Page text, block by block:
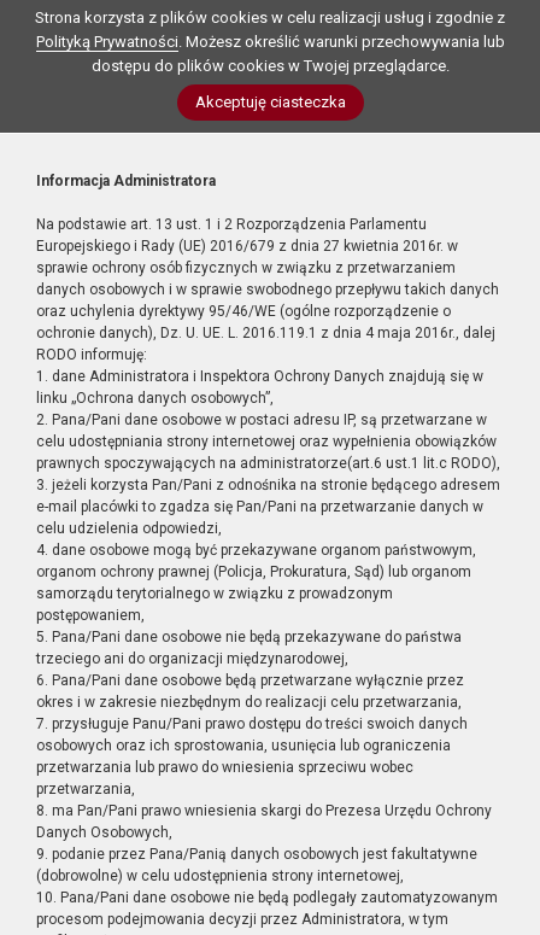
Strona korzysta z plików cookies w celu realizacji usług i zgodnie z
Polityką Prywatności. Możesz określić warunki przechowywania lub
dostępu do plików cookies w Twojej przeglądarce.
Akceptuję ciasteczka
Informacja Administratora
Na podstawie art. 13 ust. 1 i 2 Rozporządzenia Parlamentu
Europejskiego i Rady (UE) 2016/679 z dnia 27 kwietnia 2016r. w
sprawie ochrony osób fizycznych w związku z przetwarzaniem
danych osobowych i w sprawie swobodnego przepływu takich danych
oraz uchylenia dyrektywy 95/46/WE (ogólne rozporządzenie o
ochronie danych), Dz. U. UE. L. 2016.119.1 z dnia 4 maja 2016r., dalej
RODO informuję:
1. dane Administratora i Inspektora Ochrony Danych znajdują się w
linku „Ochrona danych osobowych”,
2. Pana/Pani dane osobowe w postaci adresu IP, są przetwarzane w
celu udostępniania strony internetowej oraz wypełnienia obowiązków
prawnych spoczywających na administratorze(art.6 ust.1 lit.c RODO),
3. jeżeli korzysta Pan/Pani z odnośnika na stronie będącego adresem
e-mail placówki to zgadza się Pan/Pani na przetwarzanie danych w
celu udzielenia odpowiedzi,
4. dane osobowe mogą być przekazywane organom państwowym,
organom ochrony prawnej (Policja, Prokuratura, Sąd) lub organom
samorządu terytorialnego w związku z prowadzonym
postępowaniem,
5. Pana/Pani dane osobowe nie będą przekazywane do państwa
trzeciego ani do organizacji międzynarodowej,
6. Pana/Pani dane osobowe będą przetwarzane wyłącznie przez
okres i w zakresie niezbędnym do realizacji celu przetwarzania,
7. przysługuje Panu/Pani prawo dostępu do treści swoich danych
osobowych oraz ich sprostowania, usunięcia lub ograniczenia
przetwarzania lub prawo do wniesienia sprzeciwu wobec
przetwarzania,
8. ma Pan/Pani prawo wniesienia skargi do Prezesa Urzędu Ochrony
Danych Osobowych,
9. podanie przez Pana/Panią danych osobowych jest fakultatywne
(dobrowolne) w celu udostępnienia strony internetowej,
10. Pana/Pani dane osobowe nie będą podlegały zautomatyzowanym
procesom podejmowania decyzji przez Administratora, w tym